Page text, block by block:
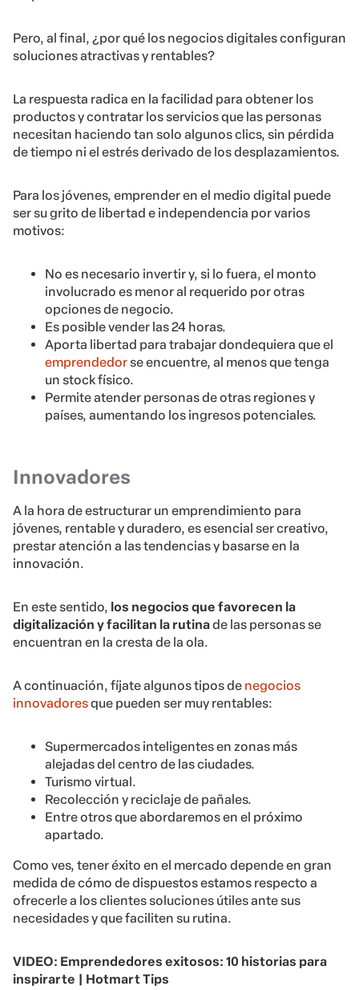
Pero, al final, ¿por qué los negocios digitales configuran
soluciones atractivas y rentables?
La respuesta radica en la facilidad para obtener los
productos y contratar los servicios que las personas
necesitan haciendo tan solo algunos clics, sin pérdida
de tiempo ni el estrés derivado de los desplazamientos.
Para los jóvenes, emprender en el medio digital puede
ser su grito de libertad e independencia por varios
motivos:
No es necesario invertir y, si lo fuera, el monto
involucrado es menor al requerido por otras
opciones de negocio.
Es posible vender las 24 horas.
Aporta libertad para trabajar dondequiera que el
emprendedorse encuentre, al menos que tenga
un stock físico.
Permite atender personas de otras regiones y
países, aumentando los ingresos potenciales.
Innovadores
A la hora de estructurar un emprendimiento para
jóvenes, rentable y duradero, es esencial ser creativo,
prestar atención a las tendencias y basarse en la
innovación.
En este sentido, los negocios que favorecen la
digitalización y facilitan la rutinade las personas se
encuentran en la cresta de la ola.
A continuación, fíjate algunos tipos de negocios
innovadoresque pueden ser muy rentables:
Supermercados inteligentes en zonas más
alejadas del centro de las ciudades.
Turismo virtual.
Recolección y reciclaje de pañales.
Entre otros que abordaremos en el próximo
apartado.
Como ves, tener éxito en el mercado depende en gran
medida de cómo de dispuestos estamos respecto a
ofrecerle a los clientes soluciones útiles ante sus
necesidades y que faciliten su rutina.
VIDEO: Emprendedores exitosos: 10 historias para
inspirarte | Hotmart Tips